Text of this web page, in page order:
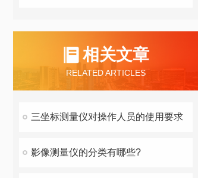
相关文章
RELATED ARTICLES
三坐标测量仪对操作人员的使用要求
影像测量仪的分类有哪些?